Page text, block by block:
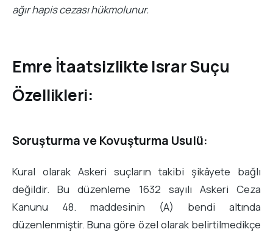
ağır hapis cezası hükmolunur.
Emre İtaatsizlikte Israr Suçu
Özellikleri:
Soruşturma ve Kovuşturma Usulü:
Kural olarak Askeri suçların takibi şikâyete bağlı
değildir. Bu düzenleme 1632 sayılı Askeri Ceza
Kanunu 48. maddesinin (A) bendi altında
düzenlenmiştir. Buna göre özel olarak belirtilmedikçe